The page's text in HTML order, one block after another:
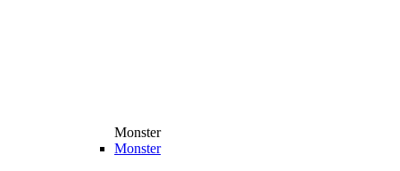
Monster
Monster